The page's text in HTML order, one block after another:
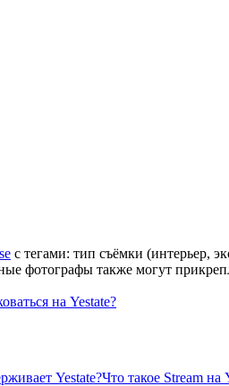
с тегами: тип съёмки (интерьер,
фотографы также могут
на Yestate?
Yestate?Что такое Stream на